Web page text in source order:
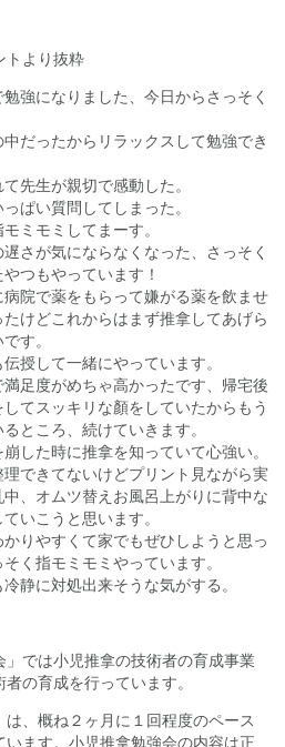
トより抜粋
強になりました、今日からさっそく
だったからリラックスして勉強でき
先生が親切で感動した。
ぱい質問してしまった。
ミモミしてまーす。
さが気にならなくなった、さっそく
つもやっています！
病院で薬をもらって嫌がる薬を飲ませ
けどこれからはまず推拿してあげら
す。
授して一緒にやっています。
足度がめちゃ高かったです、帰宅後
てスッキリな顏をしていたからもう
ところ、続けていきます。
した時に推拿を知っていて心強い。
できてないけどプリント見ながら実
、オムツ替えお風呂上がりに背中な
いこうと思います。
りやすくて家でもぜひしようと思っ
く指モミモミやっています。
静に対処出来そうな気がする。
」では小児推拿の技術者の育成事業
の育成を行っています。
は、概ね２ヶ月に１回程度のペース
ます。小児推拿勉強会の内容は正